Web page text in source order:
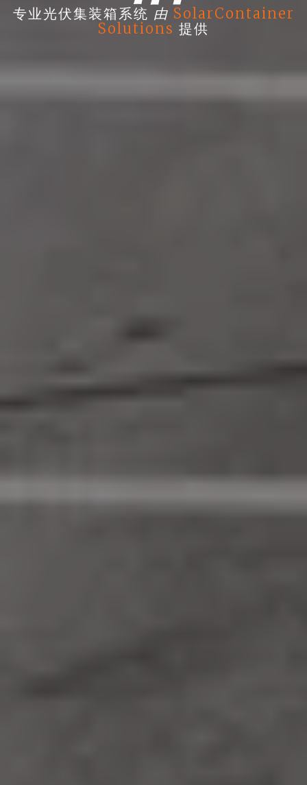
专业光伏集装箱系统 由 SolarContainer
Solutions 提供